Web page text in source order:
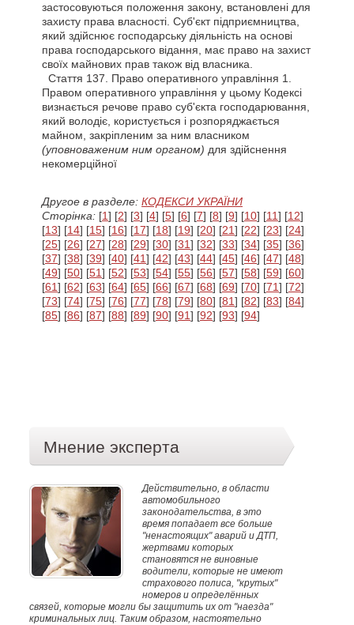
застосовуються положення закону, встановлені для
захисту права власності. Суб'єкт підприємництва,
який здійснює господарську діяльність на основі
права господарського відання, має право на захист
своїх майнових прав також від власника.
Стаття 137. Право оперативного управління 1.
Правом оперативного управління у цьому Кодексі
визнається речове право суб'єкта господарювання,
який володіє, користується і розпоряджається
майном, закріпленим за ним власником
(уповноваженим ним органом) для здійснення
некомерційної
Другое в разделе: КОДЕКСИ УКРАЇНИ
Сторінка: [1] [2] [3] [4] [5] [6] [7] [8] [9] [10] [11] [12]
[13] [14] [15] [16] [17] [18] [19] [20] [21] [22] [23] [24]
[25] [26] [27] [28] [29] [30] [31] [32] [33] [34] [35] [36]
[37] [38] [39] [40] [41] [42] [43] [44] [45] [46] [47] [48]
[49] [50] [51] [52] [53] [54] [55] [56] [57] [58] [59] [60]
[61] [62] [63] [64] [65] [66] [67] [68] [69] [70] [71] [72]
[73] [74] [75] [76] [77] [78] [79] [80] [81] [82] [83] [84]
[85] [86] [87] [88] [89] [90] [91] [92] [93] [94]
Мнение эксперта
Действительно, в области
автомобильного
законодательства, в это
время попадает все больше
"ненастоящих" аварий и ДТП,
жертвами которых
становятся не виновные
водители, которые не имеют
страхового полиса, "крутых"
номеров и определённых
связей, которые могли бы защитить их от "наезда"
криминальных лиц. Таким образом, настоятельно